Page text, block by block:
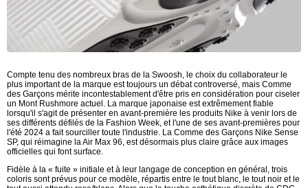
Compte tenu des nombreux bras de la Swoosh, le choix du collaborateur le
plus important de la marque est toujours un débat controversé, mais Comme
des Garçons mérite incontestablement d'être pris en considération pour ciseler
un Mont Rushmore actuel. La marque japonaise est extrêmement fiable
lorsqu'il s'agit de présenter en avant-première les produits Nike à venir lors de
ses différents défilés de la Fashion Week, et l'une de ses avant-premières pour
l'été 2024 a fait sourciller toute l'industrie. La Comme des Garçons Nike Sense
SP, qui réimagine la Air Max 96, est désormais plus claire grâce aux images
officielles qui font surface.
Fidèle à la « fuite » initiale et à leur langage de conception en général, trois
coloris sont prévus pour ce modèle, répartis entre le tout blanc, le tout noir et le